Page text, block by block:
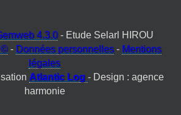
4.3.0- Etude Selarl HIROU
© - Données personnelles - Mentions
légales
Atlantic Log - Design : agence
harmonie